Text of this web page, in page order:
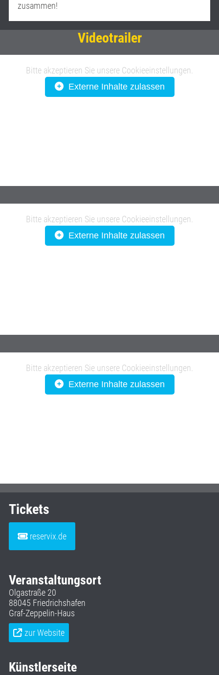
zusammen!
Videotrailer
Bitte akzeptieren Sie unsere Cookieeinstellungen.
Externe Inhalte zulassen
Bitte akzeptieren Sie unsere Cookieeinstellungen.
Externe Inhalte zulassen
Bitte akzeptieren Sie unsere Cookieeinstellungen.
Externe Inhalte zulassen
Tickets
reservix.de
Veranstaltungsort
Olgastraße 20
88045 Friedrichshafen
Graf-Zeppelin-Haus
zur Website
Künstlerseite